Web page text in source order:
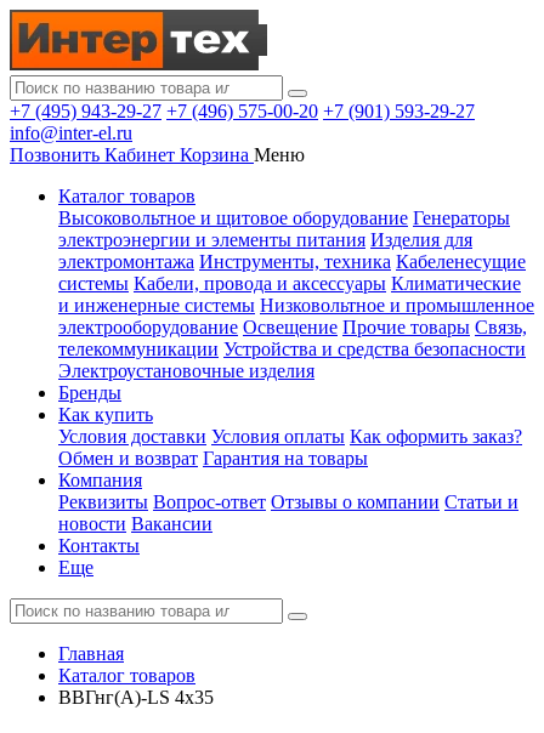
+7 (495) 943-29-27 +7 (496) 575-00-20 +7 (901) 593-29-27
info@inter-el.ru
Позвонить Кабинет Корзина Меню
Каталог товаров
Высоковольтное и щитовое оборудование Генераторы
электроэнергии и элементы питания Изделия для
электромонтажа Инструменты, техника Кабеленесущие
системы Кабели, провода и аксессуары Климатические
и инженерные системы Низковольтное и промышленное
электрооборудование Освещение Прочие товары Связь,
телекоммуникации Устройства и средства безопасности
Электроустановочные изделия
Бренды
Как купить
Условия доставки Условия оплаты Как оформить заказ?
Обмен и возврат Гарантия на товары
Компания
Реквизиты Вопрос-ответ Отзывы о компании Статьи и
новости Вакансии
Контакты
Еще
Главная
Каталог товаров
ВВГнг(А)-LS 4x35